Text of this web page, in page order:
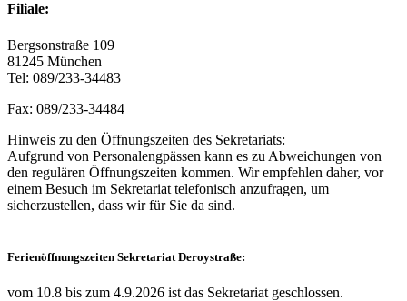
Filiale:
Bergsonstraße 109
81245 München
Tel: 089/233-34483
Fax: 089/233-34484
Hinweis zu den Öffnungszeiten des Sekretariats:
Aufgrund von Personalengpässen kann es zu Abweichungen von
den regulären Öffnungszeiten kommen. Wir empfehlen daher, vor
einem Besuch im Sekretariat telefonisch anzufragen, um
sicherzustellen, dass wir für Sie da sind.
Ferienöffnungszeiten Sekretariat Deroystraße:
vom 10.8 bis zum 4.9.2026 ist das Sekretariat geschlossen.